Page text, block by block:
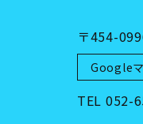
〒454-
Google
TEL 052-